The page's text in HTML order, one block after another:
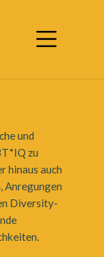
und
zu
hinaus auch
Anregungen
Diversity-